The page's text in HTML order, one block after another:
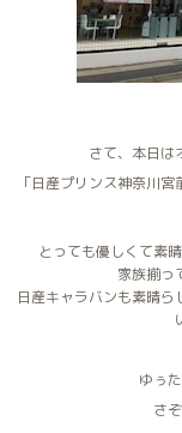
さて、本日は
「日産プリンス神奈川
とっても優しくて素
家族揃っ
日産キャラバンも素晴
ゆぅ
さ